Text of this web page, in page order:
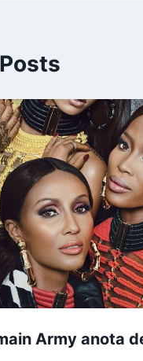
Army anota